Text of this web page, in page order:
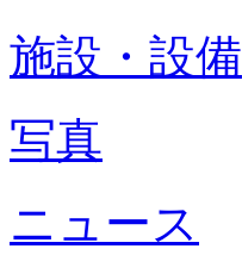
施設・設備
写真
ニュース